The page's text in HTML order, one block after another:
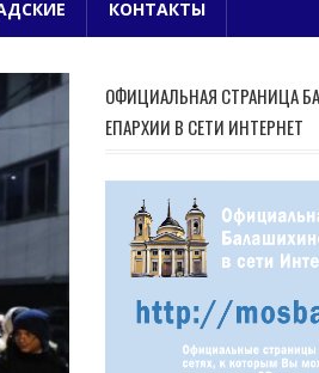
КОНТАКТЫ
ОФИЦИАЛЬНАЯ СТРАНИЦА
ЕПАРХИИ В СЕТИ ИНТЕРНЕТ